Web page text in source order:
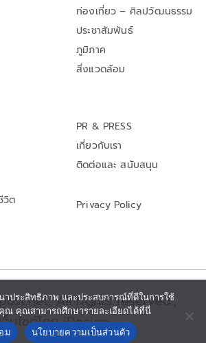
ท่องเที่ยว – ศิลปวัฒนธรรม
ประชาสัมพันธ์
ภูมิภาค
สิ่งแวดล้อม
วิต
PR & PRESS
เกี่ยวกับเรา
ติดต่อและ สนับสนุน
Privacy Policy
All rights reserved.,
ว็บไซต์โดย iDesign
าประสิทธิภาพ และประสบการณ์ที่ดีในการใช้
ณ คุณสามารถศึกษารายละเอียดได้ที่นี่
ม
นโยบายความเป็นส่วนตัว